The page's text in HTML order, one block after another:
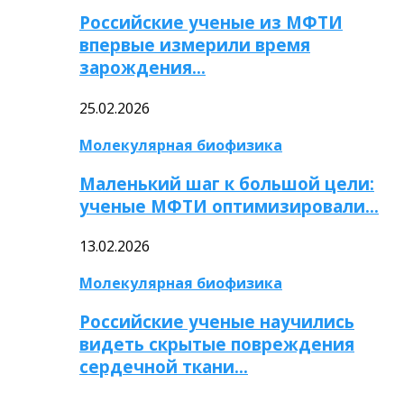
Российские ученые из МФТИ
впервые измерили время
зарождения…
25.02.2026
Молекулярная биофизика
Маленький шаг к большой цели:
ученые МФТИ оптимизировали…
13.02.2026
Молекулярная биофизика
Российские ученые научились
видеть скрытые повреждения
сердечной ткани…